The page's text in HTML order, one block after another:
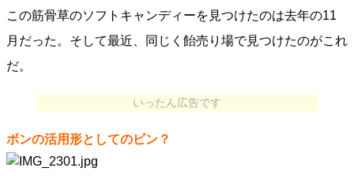
この筋骨草のソフトキャンディーを見つけたのは去年の11
月だった。そして最近、同じく飴売り場で見つけたのがこれ
だ。
いったん広告です
ボンの活用形としてのビン？